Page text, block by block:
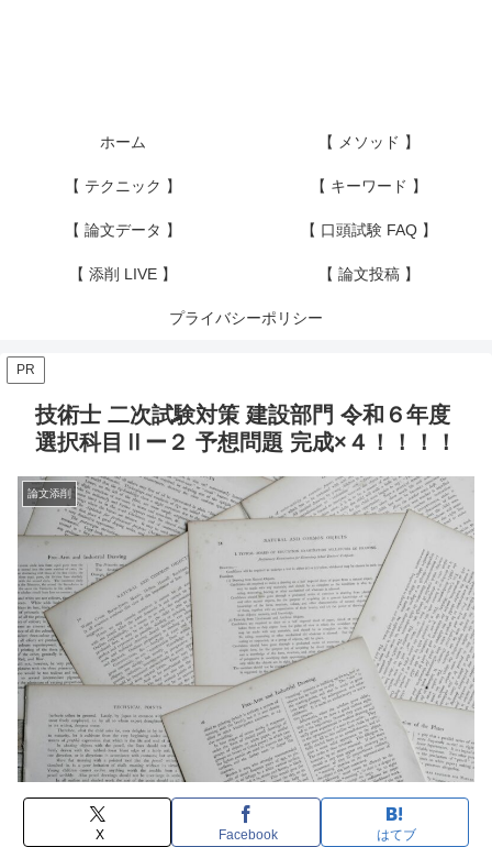
ホーム 【 メソッド 】
【 テクニック 】 【 キーワード 】
【 論文データ 】 【 口頭試験 FAQ 】
【 添削 LIVE 】 【 論文投稿 】
プライバシーポリシー
PR
技術士 二次試験対策 建設部門 令和６年度
選択科目Ⅱー２ 予想問題 完成×４！！！！
論文添削
X Facebook はてブ